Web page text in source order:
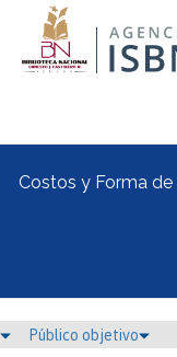
Costos y Forma de
Público objetivo